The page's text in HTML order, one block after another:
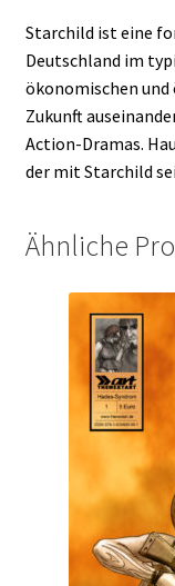
Starchild ist eine
Deutschland im
ökonomischen
Zukunft
Action-Dramas.
der mit Starchild
Ähnliche